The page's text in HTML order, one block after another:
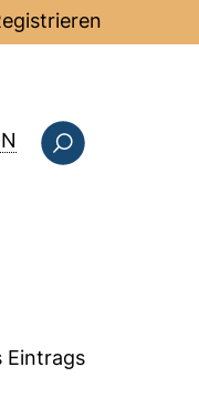
: this page in
Eintrags